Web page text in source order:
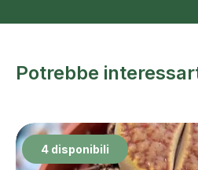
Potrebbe
4 disponibili